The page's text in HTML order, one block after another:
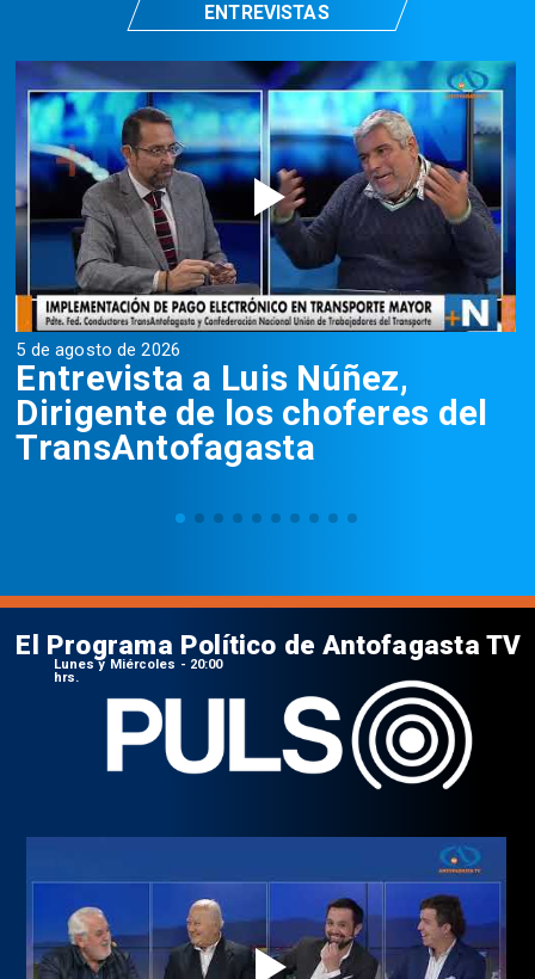
5 de agosto de 2026
Entrevista a Luis Núñez,
Dirigente de los choferes del
TransAntofagasta
ENTREVISTAS
El Programa Político de Antofagasta TV
Lunes y Miércoles - 20:00
hrs.